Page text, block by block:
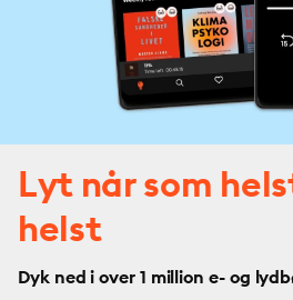
Lyt når som
helst
Dyk ned i over 1 million e- og